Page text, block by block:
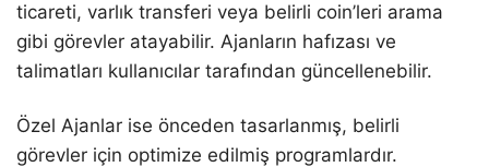
ticareti, varlık transferi veya belirli coin’leri arama
gibi görevler atayabilir. Ajanların hafızası ve
talimatları kullanıcılar tarafından güncellenebilir.
Özel Ajanlar ise önceden tasarlanmış, belirli
görevler için optimize edilmiş programlardır.